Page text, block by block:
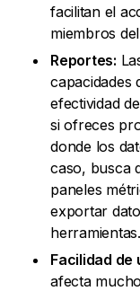
facilitan el
miembros
Reportes:
capacidades
efectividad
si ofreces
donde los
caso, busca
paneles
exportar
herramientas.
Facilidad de
afecta